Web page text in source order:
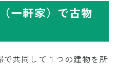
一軒家）で古物
共同して１つの建物を所